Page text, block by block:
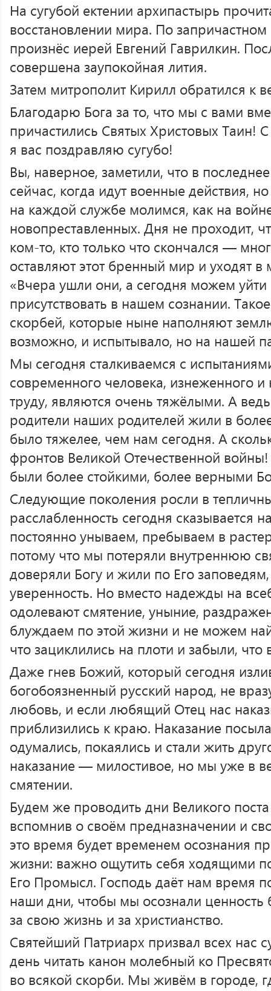
На сугубой ектении архипастырь
восстановлении мира. По
произнёс иерей Евгений Гаврилкин.
совершена заупокойная лития.
Затем митрополит Кирилл обратился к
Благодарю Бога за то, что мы с вами
причастились Святых Христовых Таин!
я вас поздравляю сугубо!
Вы, наверное, заметили, что в
сейчас, когда идут военные действия,
на каждой службе молимся, как на
новопреставленных. Дня не проходит,
ком-то, кто только что скончался —
оставляют этот бренный мир и уходят в
«Вчера ушли они, а сегодня можем
присутствовать в нашем сознании.
скорбей, которые ныне наполняют
возможно, и испытывало, но на нашей
Мы сегодня сталкиваемся с
современного человека, изнеженного
труду, являются очень тяжёлыми. А
родители наших родителей жили в
было тяжелее, чем нам сегодня. А
фронтов Великой Отечественной
были более стойкими, более верными
Следующие поколения росли в
расслабленность сегодня сказывается
постоянно унываем, пребываем в
потому что мы потеряли внутреннюю
доверяли Богу и жили по Его
уверенность. Но вместо надежды на
одолевают смятение, уныние,
блуждаем по этой жизни и не можем
что зациклились на плоти и забыли, что
Даже гнев Божий, который сегодня
богобоязненный русский народ, не
любовь, и если любящий Отец нас
приблизились к краю. Наказание
одумались, покаялись и стали жить
наказание — милостивое, но мы уже в
смятении.
Будем же проводить дни Великого
вспомнив о своём предназначении и
это время будет временем осознания
жизни: важно ощутить себя ходящими
Его Промысл. Господь даёт нам время
наши дни, чтобы мы осознали ценность
за свою жизнь и за христианство.
Святейший Патриарх призвал всех нас
день читать канон молебный ко
во всякой скорби. Мы живём в городе,